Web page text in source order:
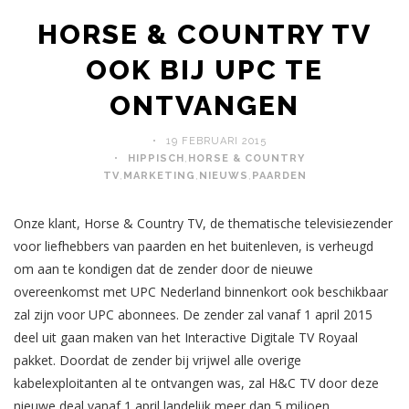
HORSE & COUNTRY TV
OOK BIJ UPC TE
ONTVANGEN
19 FEBRUARI 2015
HIPPISCH HORSE & COUNTRY
TV MARKETING NIEUWS PAARDEN
Onze klant, Horse & Country TV, de thematische televisiezender
voor liefhebbers van paarden en het buitenleven, is verheugd
om aan te kondigen dat de zender door de nieuwe
overeenkomst met UPC Nederland binnenkort ook beschikbaar
zal zijn voor UPC abonnees. De zender zal vanaf 1 april 2015
deel uit gaan maken van het Interactive Digitale TV Royaal
pakket. Doordat de zender bij vrijwel alle overige
kabelexploitanten al te ontvangen was, zal H&C TV door deze
nieuwe deal vanaf 1 april landelijk meer dan 5 miljoen